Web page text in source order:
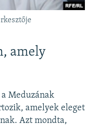
amely
Meduzának
amelyek eleget
Azt mondta,